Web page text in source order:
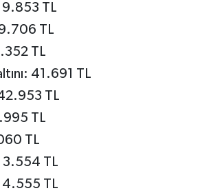
9.853 TL
TL
TL
41.691 TL
TL
TL
TL
3.554 TL
4.555 TL